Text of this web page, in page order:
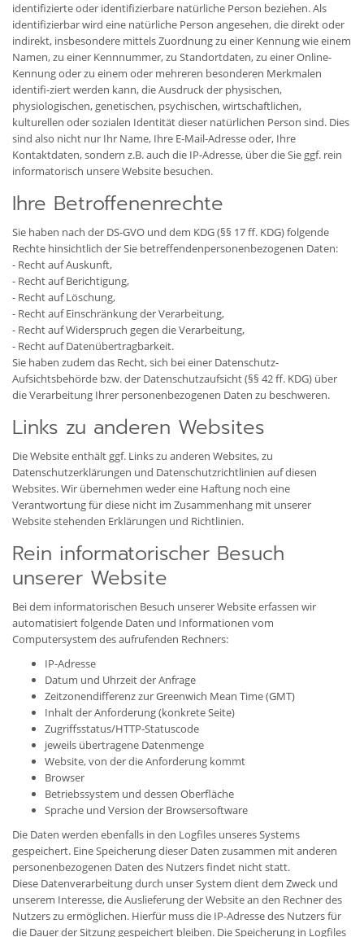
identifizierte oder identifizierbare natürliche Person beziehen. Als
identifizierbar wird eine natürliche Person angesehen, die direkt oder
indirekt, insbesondere mittels Zuordnung zu einer Kennung wie einem
Namen, zu einer Kennnummer, zu Standortdaten, zu einer Online-
Kennung oder zu einem oder mehreren besonderen Merkmalen
identifi-ziert werden kann, die Ausdruck der physischen,
physiologischen, genetischen, psychischen, wirtschaftlichen,
kulturellen oder sozialen Identität dieser natürlichen Person sind. Dies
sind also nicht nur Ihr Name, Ihre E-Mail-Adresse oder‚ Ihre
Kontaktdaten, sondern z.B. auch die IP-Adresse, über die Sie ggf. rein
informatorisch unsere Website besuchen.
Ihre Betroffenenrechte
Sie haben nach der DS-GVO und dem KDG (§§ 17 ff. KDG) folgende
Rechte hinsichtlich der Sie betreffendenpersonenbezogenen Daten:
- Recht auf Auskunft,
- Recht auf Berichtigung,
- Recht auf Löschung,
- Recht auf Einschränkung der Verarbeitung,
- Recht auf Widerspruch gegen die Verarbeitung,
- Recht auf Datenübertragbarkeit.
Sie haben zudem das Recht, sich bei einer Datenschutz-
Aufsichtsbehörde bzw. der Datenschutzaufsicht (§§ 42 ff. KDG) über
die Verarbeitung Ihrer personenbezogenen Daten zu beschweren.
Links zu anderen Websites
Die Website enthält ggf. Links zu anderen Websites, zu
Datenschutzerklärungen und Datenschutzrichtlinien auf diesen
Websites. Wir übernehmen weder eine Haftung noch eine
Verantwortung für diese nicht im Zusammenhang mit unserer
Website stehenden Erklärungen und Richtlinien.
Rein informatorischer Besuch
unserer Website
Bei dem informatorischen Besuch unserer Website erfassen wir
automatisiert folgende Daten und Informationen vom
Computersystem des aufrufenden Rechners:
IP-Adresse
Datum und Uhrzeit der Anfrage
Zeitzonendifferenz zur Greenwich Mean Time (GMT)
Inhalt der Anforderung (konkrete Seite)
Zugriffsstatus/HTTP-Statuscode
jeweils übertragene Datenmenge
Website, von der die Anforderung kommt
Browser
Betriebssystem und dessen Oberfläche
Sprache und Version der Browsersoftware
Die Daten werden ebenfalls in den Logfiles unseres Systems
gespeichert. Eine Speicherung dieser Daten zusammen mit anderen
personenbezogenen Daten des Nutzers findet nicht statt.
Diese Datenverarbeitung durch unser System dient dem Zweck und
unserem Interesse, die Auslieferung der Website an den Rechner des
Nutzers zu ermöglichen. Hierfür muss die IP-Adresse des Nutzers für
die Dauer der Sitzung gespeichert bleiben. Die Speicherung in Logfiles